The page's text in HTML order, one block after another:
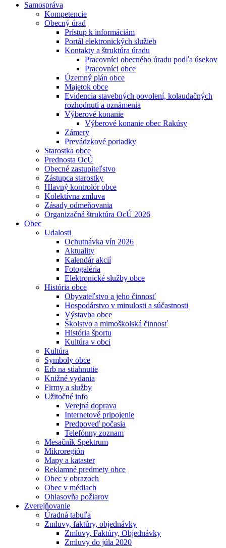
Samospráva
Kompetencie
Obecný úrad
Prístup k informáciám
Portál elektronických služieb
Kontakty a štruktúra úradu
Pracovníci obecného úradu podľa úsekov
Pracovníci obce
Územný plán obce
Majetok obce
Evidencia stavebných povolení, kolaudačných
rozhodnutí a oznámenia
Výberové konanie
Výberové konanie obec Rakúsy
Zámery
Prevádzkové poriadky
Starostka obce
Prednosta OcÚ
Obecné zastupiteľstvo
Zástupca starostky
Hlavný kontrolór obce
Kolektívna zmluva
Zásady odmeňovania
Organizačná štruktúra OcÚ 2026
Obec
Udalosti
Ochutnávka vín 2026
Aktuality
Kalendár akcií
Fotogaléria
Elektronické služby obce
História obce
Obyvateľstvo a jeho činnosť
Hospodárstvo v minulosti a súčastnosti
Výstavba obce
Školstvo a mimoškolská činnosť
História športu
Kultúra v obci
Kultúra
Symboly obce
Erb na stiahnutie
Knižné vydania
Firmy a služby
Užitočné info
Verejná doprava
Internetové pripojenie
Predpoveď počasia
Telefónny zoznam
Mesačník Spektrum
Mikroregión
Mapy a kataster
Reklamné predmety obce
Obec v obrazoch
Obec v médiach
Ohlasovňa požiarov
Zverejňovanie
Úradná tabuľa
Zmluvy, faktúry, objednávky
Zmluvy, Faktúry, Objednávky
Zmluvy do júla 2020